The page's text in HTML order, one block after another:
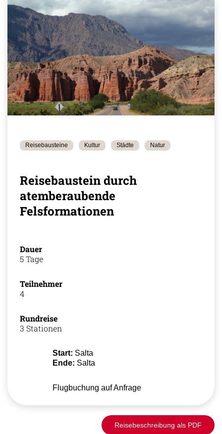
Reisebausteine Kultur Städte Natur
Reisebaustein durch
atemberaubende
Felsformationen
Dauer
5 Tage
Teilnehmer
4
Rundreise
3 Stationen
Start: Salta
Ende: Salta
Flugbuchung auf Anfrage
Reisebeschreibung als PDF